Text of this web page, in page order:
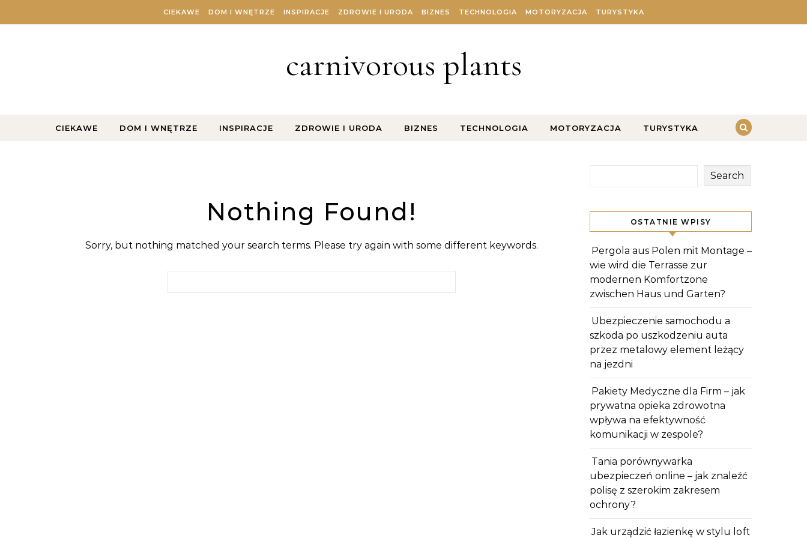
CIEKAWE DOM I WNĘTRZE INSPIRACJE ZDROWIE I URODA BIZNES TECHNOLOGIA MOTORYZACJA TURYSTYKA
carnivorous plants
CIEKAWE DOM I WNĘTRZE INSPIRACJE ZDROWIE I URODA BIZNES TECHNOLOGIA MOTORYZACJA TURYSTYKA
Nothing Found!
Sorry, but nothing matched your search terms. Please try again with some different keywords.
Search
OSTATNIE WPISY
Pergola aus Polen mit Montage –
wie wird die Terrasse zur
modernen Komfortzone
zwischen Haus und Garten?
Ubezpieczenie samochodu a
szkoda po uszkodzeniu auta
przez metalowy element leżący
na jezdni
Pakiety Medyczne dla Firm – jak
prywatna opieka zdrowotna
wpływa na efektywność
komunikacji w zespole?
Tania porównywarka
ubezpieczeń online – jak znaleźć
polisę z szerokim zakresem
ochrony?
Jak urządzić łazienkę w stylu loft